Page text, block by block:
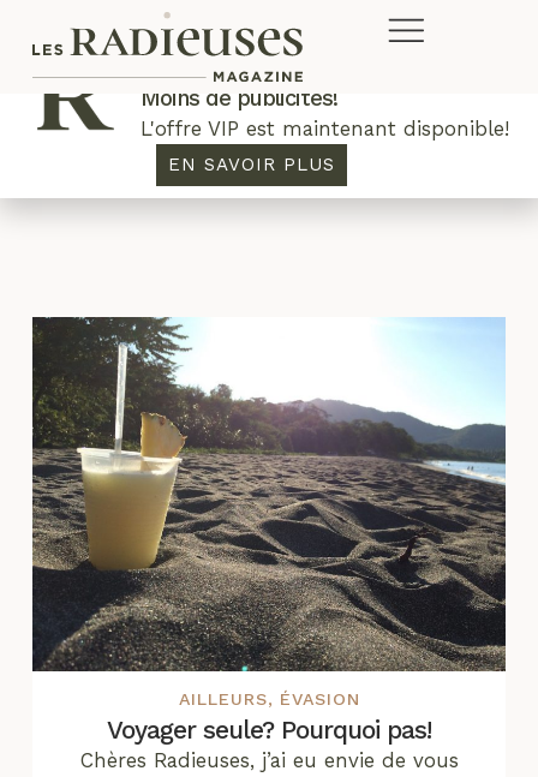
couche-tard
AILLEURS, ÉVASION
Voyager seule? Pourquoi pas!
Chères Radieuses, j’ai eu envie de vous
Plus de concours. Plus de rabais.
Moins de publicités!
L'offre VIP est maintenant disponible!
EN SAVOIR PLUS